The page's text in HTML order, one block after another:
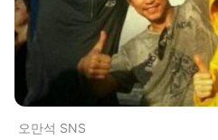
오만석 SNS